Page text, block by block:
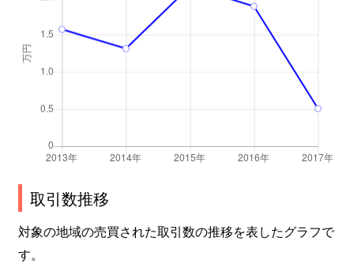
取引数推移
対象の地域の売買された取引数の推移を表したグラフで
す。